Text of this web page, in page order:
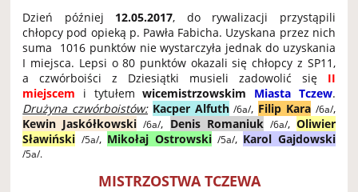
Dzień później 12.05.2017, do rywalizacji przystąpili
chłopcy pod opieką p. Pawła Fabicha. Uzyskana przez nich
suma 1016 punktów nie wystarczyła jednak do uzyskania
I miejsca. Lepsi o 80 punktów okazali się chłopcy z SP11,
a czwórboiści z Dziesiątki musieli zadowolić się II
miejscem i tytułemwicemistrzowskim Miasta Tczew.
Drużyna czwórboistów: Kacper Alfuth /6a/, Filip Kara /6a/,
Kewin Jaskółkowski /6a/, Denis Romaniuk /6a/, Oliwier
Sławiński /5a/, Mikołaj Ostrowski /5a/, Karol Gajdowski
/5a/.
MISTRZOSTWA TCZEWA